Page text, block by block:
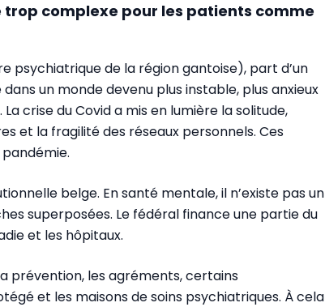
complexe pour les patients comme
psychiatrique de la région gantoise), part d’un
un monde devenu plus instable, plus anxieux
crise du Covid a mis en lumière la solitude,
et la fragilité des réseaux personnels. Ces
belge. En santé mentale, il n’existe pas un
superposées. Le fédéral finance une partie du
et les hôpitaux.
prévention, les agréments, certains
et les maisons de soins psychiatriques. À cela